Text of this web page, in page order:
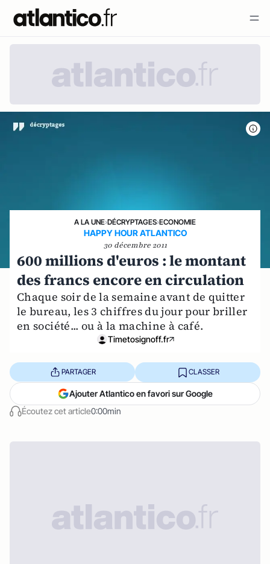
A LA UNE›DÉCRYPTAGES›ECONOMIE
HAPPY HOUR ATLANTICO
30 décembre 2011
600 millions d'euros : le montant
des francs encore en circulation
Chaque soir de la semaine avant de quitter
le bureau, les 3 chiffres du jour pour briller
en société... ou à la machine à café.
Timetosignoff.fr
Écoutez cet article0:00min
PARTAGER CLASSER
Ajouter Atlantico en favori sur Google